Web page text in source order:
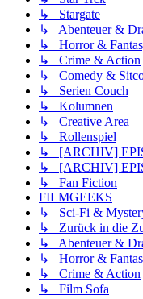
↳ Stargate
↳ Abenteuer &
↳ Horror &
↳ Crime & Action
↳ Comedy &
↳ Serien Couch
↳ Kolumnen
↳ Creative Area
↳ Rollenspiel
↳ [ARCHIV]
↳ [ARCHIV]
↳ Fan Fiction
FILMGEEKS
↳ Sci-Fi &
↳ Zurück in die
↳ Abenteuer &
↳ Horror &
↳ Crime & Action
↳ Film Sofa